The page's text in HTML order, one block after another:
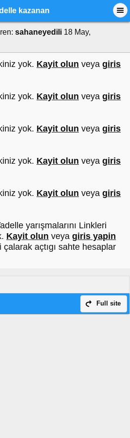
kazanan
sahaneyedili 18 May,
yok. Kayit olun veya giris
yok. Kayit olun veya giris
yok. Kayit olun veya giris
yok. Kayit olun veya giris
yok. Kayit olun veya giris
yarışmalarını Linkleri
Kayit olun veya giris yapin
çalarak açtıgı sahte hesaplar
Full site